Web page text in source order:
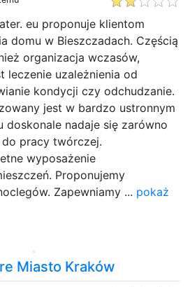
eu proponuje klientom
domu w Bieszczadach. Częścią
organizacja wczasów,
leczenie uzależnienia od
kondycji czy odchudzanie.
jest w bardzo ustronnym
doskonale nadaje się zarówno
pracy twórczej.
wyposażenie
Proponujemy
Zapewniamy ... pokaż
Miasto Kraków